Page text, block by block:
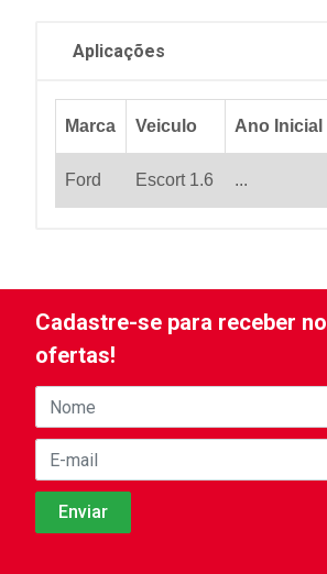
Aplicações
Marca Veiculo Ano Inicial
Ford Escort 1.6 ...
Cadastre-se para receber
ofertas!